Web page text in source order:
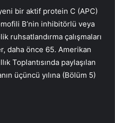
bir aktif protein C (APC)
B’nin inhibitörlü veya
ruhsatlandırma çalışmaları
daha önce 65. Amerikan
Toplantısında paylaşılan
üçüncü yılına (Bölüm 5)